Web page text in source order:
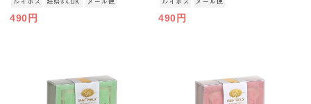
490円 490円